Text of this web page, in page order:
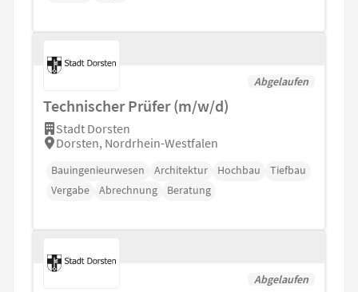
Abgelaufen
Technischer Prüfer (m/w/d)
Stadt Dorsten
Dorsten, Nordrhein-Westfalen
Bauingenieurwesen Architektur Hochbau
Tiefbau
Vergabe
Abrechnung Beratung
Abgelaufen